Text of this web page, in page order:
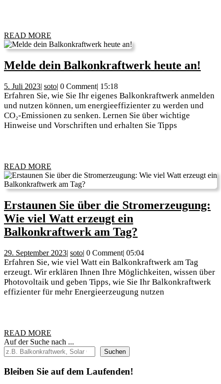
READ MORE
MORE
Melde dein Balkonkraftwerk heute an!
5. Juli 20235.
Juli
2023
| sotosoto
| 0 Comment| 15:18
Erfahren Sie, wie Sie Ihr eigenes Balkonkraftwerk anmelden
und nutzen können, um energieeffizienter zu werden und
CO₂-Emissionen zu senken. Lernen Sie über wichtige
Hinweise und Vorschriften und erhalten Sie Tipps
READ MORE
MORE
Erstaunen Sie über die Stromerzeugung:
Wie viel Watt erzeugt ein
Balkonkraftwerk am Tag?
über
die
Wie
29. September 202329.
September
2023
| sotosoto
| 0 Comment| 05:04
Erfahren Sie, wie viel Watt ein Balkonkraftwerk am Tag
erzeugt. Wir erklären Ihnen Ihre Möglichkeiten, wissen über
Photovoltaik und geben Tipps, wie Sie Ihr Balkonkraftwerk
effizienter für mehr Energieerzeugung nutzen
READ MORE
MORE
Auf der Suche nach ...
Suchen
Bleiben Sie auf dem Laufenden!